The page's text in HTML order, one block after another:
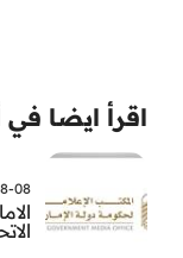
اقرأ ايضا في
12:29